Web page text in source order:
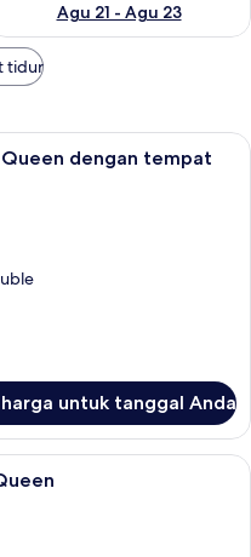
Agu 21 - Agu 23
tidur
antialergi, brankas, kedap
Queen dengan tempat
untuk tanggal Anda
antialergi, brankas, kedap